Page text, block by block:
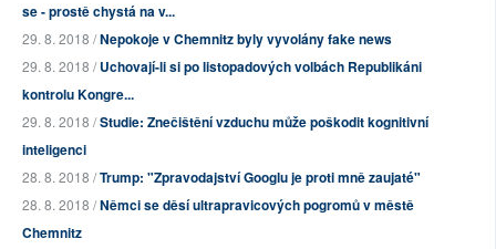
se - prostě chystá na v...
29. 8. 2018 /Nepokoje v Chemnitz byly vyvolány fake news
29. 8. 2018 /Uchovají-li si po listopadových volbách Republikáni
kontrolu Kongre...
29. 8. 2018 /Studie: Znečištění vzduchu může poškodit kognitivní
inteligenci
28. 8. 2018 /Trump: "Zpravodajství Googlu je proti mně zaujaté"
28. 8. 2018 /Němci se děsí ultrapravicových pogromů v městě
Chemnitz